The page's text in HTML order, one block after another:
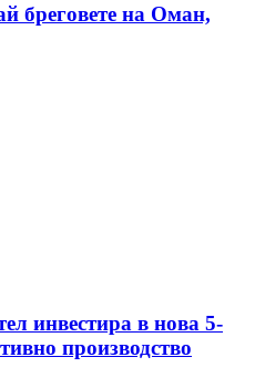
бреговете на Оман,
инвестира в нова 5-
производство